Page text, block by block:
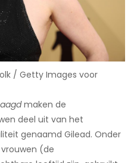
/ Getty Images voor
maken de
deel uit van het
genaamd Gilead. Onder
(de